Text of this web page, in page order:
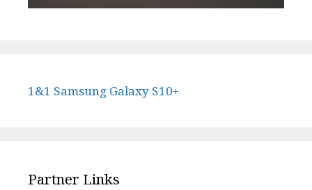
1&1 Samsung Galaxy S10+
Partner Links